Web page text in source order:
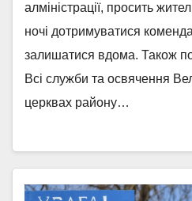
алміністрації, просить
ночі дотримуватися
залишатися вдома. Також
Всі служби та освячення
церквах району…